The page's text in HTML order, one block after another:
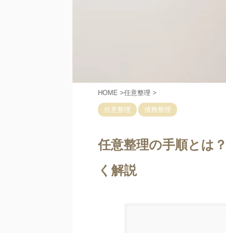
HOME >任意整理 >
任意整理 債務整理
任意整理の手順とは
く解説